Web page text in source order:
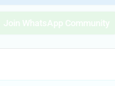
Join WhatsApp Community